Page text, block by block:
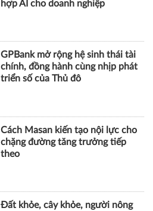
hợp AI cho doanh nghiệp
GPBank mở rộng hệ sinh thái tài
chính, đồng hành cùng nhịp phát
triển số của Thủ đô
Cách Masan kiến tạo nội lực cho
chặng đường tăng trưởng tiếp
theo
Đất khỏe, cây khỏe, người nông